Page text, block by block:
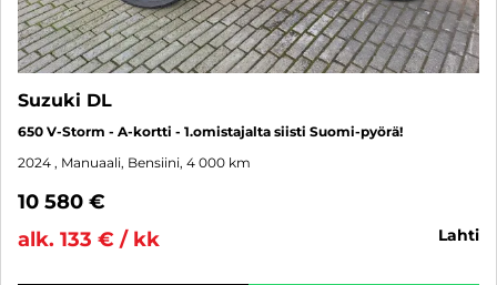
Suzuki DL
650 V-Storm - A-kortti - 1.omistajalta siisti Suomi-pyörä!
2024 , Manuaali, Bensiini, 4 000 km
10 580 €
alk. 133 € / kk
lahti